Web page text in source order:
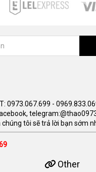
0973.067.699 -
tôi sẽ trả lời bạn sớm
Other